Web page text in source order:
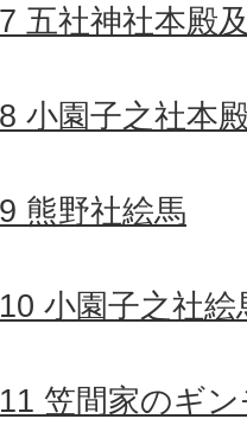
五社神社本殿
小園子之社本
熊野社絵馬
小園子之社絵
笠間家のギ